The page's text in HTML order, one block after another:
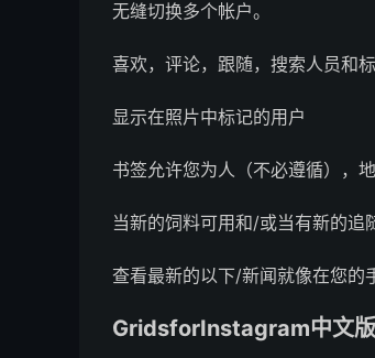
无缝切换多个帐户。
喜欢，评论，跟随，搜索人员和标
显示在照片中标记的用户
书签允许您为人（不必遵循），
当新的饲料可用和/或当有新的追
查看最新的以下/新闻就像在您的
GridsforInstagram中文版